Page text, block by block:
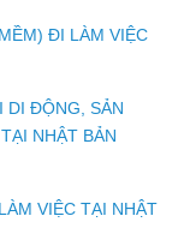
ĐI LÀM VIỆC
DI ĐỘNG, SẢN
NHẬT BẢN
VIỆC TẠI NHẬT